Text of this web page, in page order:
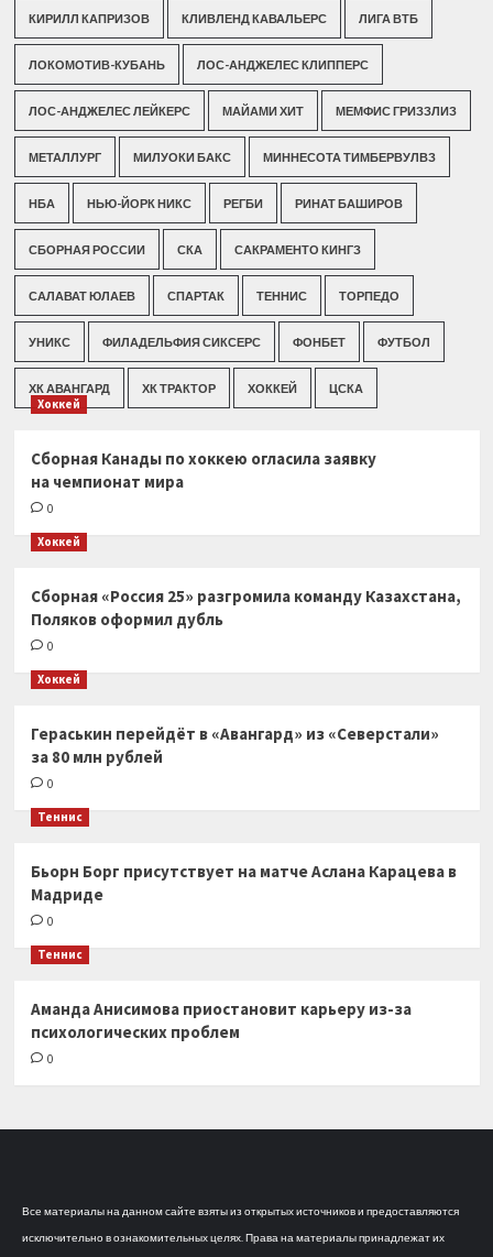
КИРИЛЛ КАПРИЗОВ КЛИВЛЕНД КАВАЛЬЕРС ЛИГА ВТБ
ЛОКОМОТИВ-КУБАНЬ ЛОС-АНДЖЕЛЕС КЛИППЕРС
ЛОС-АНДЖЕЛЕС ЛЕЙКЕРС МАЙАМИ ХИТ МЕМФИС ГРИЗЗЛИЗ
МЕТАЛЛУРГ МИЛУОКИ БАКС МИННЕСОТА ТИМБЕРВУЛВЗ
НБА НЬЮ-ЙОРК НИКС РЕГБИ РИНАТ БАШИРОВ
СБОРНАЯ РОССИИ СКА САКРАМЕНТО КИНГЗ
САЛАВАТ ЮЛАЕВ СПАРТАК ТЕННИС ТОРПЕДО
УНИКС ФИЛАДЕЛЬФИЯ СИКСЕРС ФОНБЕТ ФУТБОЛ
ХК АВАНГАРД ХК ТРАКТОР ХОККЕЙ ЦСКА
Хоккей
Сборная Канады по хоккею огласила заявку
на чемпионат мира
0
Хоккей
Сборная «Россия 25» разгромила команду Казахстана,
Поляков оформил дубль
0
Хоккей
Гераськин перейдёт в «Авангард» из «Северстали»
за 80 млн рублей
0
Теннис
Бьорн Борг присутствует на матче Аслана Карацева в
Мадриде
0
Теннис
Аманда Анисимова приостановит карьеру из-за
психологических проблем
0
Все материалы на данном сайте взяты из открытых источников и предоставляются
исключительно в ознакомительных целях. Права на материалы принадлежат их